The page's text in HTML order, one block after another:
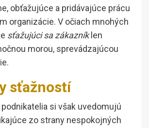
obťažujúce a pridávajúce prácu
organizácie. V očiach mnohých
sťažujúci sa zákazníklen
morou, sprevádzajúcou
sťažností
si však uvedomujú
zo strany nespokojných